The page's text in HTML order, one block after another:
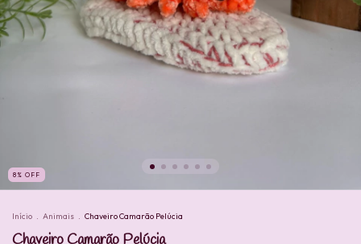
8 % OFF
Início . Animais . Chaveiro Camarão Pelúcia
Chaveiro Camarão Pelúcia